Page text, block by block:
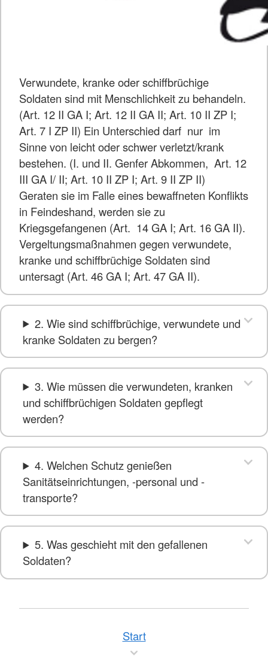
Verwundete, kranke oder schiffbrüchige
Soldaten sind mit Menschlichkeit zu behandeln.
(Art. 12 II GA I; Art. 12 II GA II; Art. 10 II ZP I;
Art. 7 I ZP II) Ein Unterschied darf nur im
Sinne von leicht oder schwer verletzt/krank
bestehen. (I. und II. Genfer Abkommen, Art. 12
III GA I/ II; Art. 10 II ZP I; Art. 9 II ZP II)
Geraten sie im Falle eines bewaffneten Konflikts
in Feindeshand, werden sie zu
Kriegsgefangenen (Art. 14 GA I; Art. 16 GA II).
Vergeltungsmaßnahmen gegen verwundete,
kranke und schiffbrüchige Soldaten sind
untersagt (Art. 46 GA I; Art. 47 GA II).
2. Wie sind schiffbrüchige, verwundete und
kranke Soldaten zu bergen?
3. Wie müssen die verwundeten, kranken
und schiffbrüchigen Soldaten gepflegt
werden?
4. Welchen Schutz genießen
Sanitätseinrichtungen, -personal und -
transporte?
5. Was geschieht mit den gefallenen
Soldaten?
Start